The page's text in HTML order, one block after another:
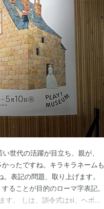
世代の活躍が目立ち、親が、
ったですね。キラキラネームも
表記の問題、取り上げます。
ることが目的のローマ字表記。
す。 しは、訓令式はsi、ヘボン